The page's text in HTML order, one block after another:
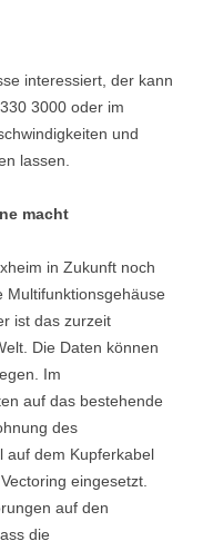
interessiert, der kann
3000 oder im
und
lassen.
macht
in Zukunft noch
Multifunktionsgehäuse
ist das zurzeit
Die Daten können
Im
auf das bestehende
des
auf dem Kupferkabel
eingesetzt.
auf den
die